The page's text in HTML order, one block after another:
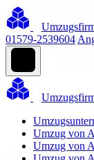
01579-2539604
Umzug von
Umzug von